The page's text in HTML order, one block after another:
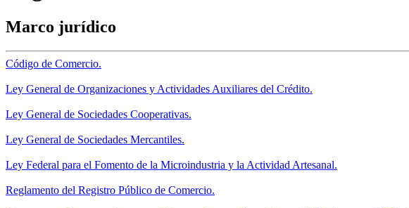
Marco jurídico
Código de Comercio.
Ley General de Organizaciones y Actividades Auxiliares del Crédito.
Ley General de Sociedades Cooperativas.
Ley General de Sociedades Mercantiles.
Ley Federal para el Fomento de la Microindustria y la Actividad Artesanal.
Reglamento del Registro Público de Comercio.